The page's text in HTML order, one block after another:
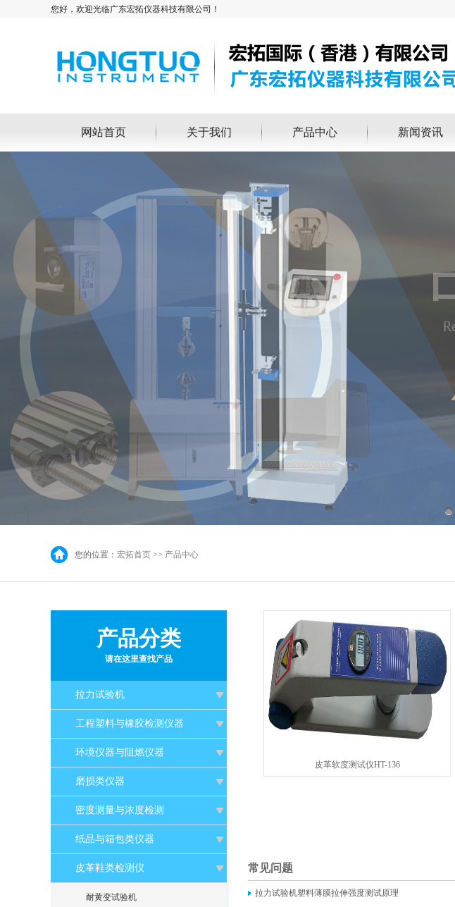
您好，欢迎光临广东宏拓仪器科技有限公司！
网站首页 关于我们 产品中心 新闻资讯
您的位置： 宏拓首页 >> 产品中心
产品分类
请在这里查找产品
拉力试验机
工程塑料与橡胶检测仪器
环境仪器与阻燃仪器
磨损类仪器
密度测量与浓度检测
纸品与箱包类仪器
皮革鞋类检测仪
耐黄变试验机
皮革软度测试仪HT-136
常见问题
拉力试验机塑料薄膜拉伸强度测试原理